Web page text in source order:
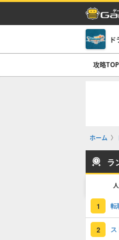
ド
攻略TOP
ホーム
ラ
1 転
2